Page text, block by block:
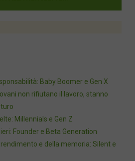
Baby Boomer e Gen X
non rifiutano il lavoro, stanno
Millennials e Gen Z
Founder e Beta Generation
e della memoria: Silent e